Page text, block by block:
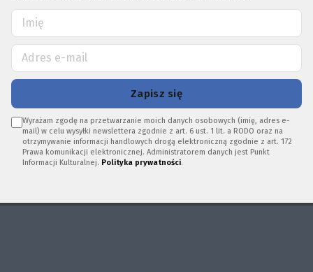
Zapisz się
Wyrażam zgodę na przetwarzanie moich danych osobowych (imię, adres e-
mail) w celu wysyłki newslettera zgodnie z art. 6 ust. 1 lit. a RODO oraz na
otrzymywanie informacji handlowych drogą elektroniczną zgodnie z art. 172
Prawa komunikacji elektronicznej. Administratorem danych jest Punkt
Informacji Kulturalnej. Polityka prywatności.